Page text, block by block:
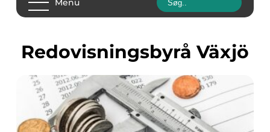
Redovisningsbyrå Växjö